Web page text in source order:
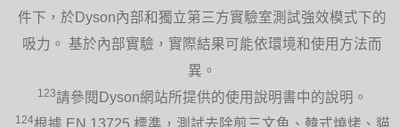
件下，於Dyson內部和獨立第三方實驗室測試強效模式下的
吸力。 基於內部實驗，實際結果可能依環境和使用方法而
異。
123請參閱Dyson網站所提供的使用說明書中的說明。
124